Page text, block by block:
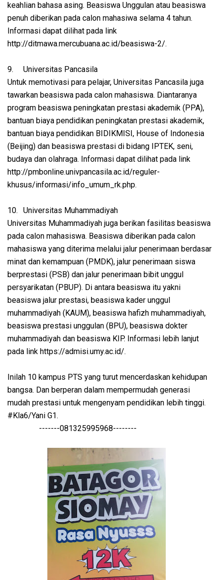
keahlian bahasa asing. Beasiswa Unggulan atau beasiswa
penuh diberikan pada calon mahasiwa selama 4 tahun.
Informasi dapat dilihat pada link
http://ditmawa.mercubuana.ac.id/beasiswa-2/.
9.
Universitas Pancasila
Untuk memotivasi para pelajar, Universitas Pancasila juga
tawarkan beasiswa pada calon mahasiswa. Diantaranya
program beasiswa peningkatan prestasi akademik (PPA),
bantuan biaya pendidikan peningkatan prestasi akademik,
bantuan biaya pendidikan BIDIKMISI, House of Indonesia
(Beijing) dan beasiswa prestasi di bidang IPTEK, seni,
budaya dan olahraga. Informasi dapat dilihat pada link
http://pmbonline.univpancasila.ac.id/reguler-
khusus/informasi/info_umum_rk.php.
10.
Universitas Muhammadiyah
Universitas Muhammadiyah juga berikan fasilitas beasiswa
pada calon mahasiswa. Beasiswa diberikan pada calon
mahasiswa yang diterima melalui jalur penerimaan berdasar
minat dan kemampuan (PMDK), jalur penerimaan siswa
berprestasi (PSB) dan jalur penerimaan bibit unggul
persyarikatan (PBUP). Di antara beasiswa itu yakni
beasiswa jalur prestasi, beasiswa kader unggul
muhammadiyah (KAUM), beasiswa hafizh muhammadiyah,
beasiswa prestasi unggulan (BPU), beasiswa dokter
muhammadiyah dan beasiswa KIP. Informasi lebih lanjut
pada link https://admisi.umy.ac.id/.
Inilah 10 kampus PTS yang turut mencerdaskan kehidupan
bangsa. Dan berperan dalam mempermudah generasi
mudah prestasi untuk mengenyam pendidikan lebih tinggi.
#Kla6/Yani G1.
-------081325995968--------